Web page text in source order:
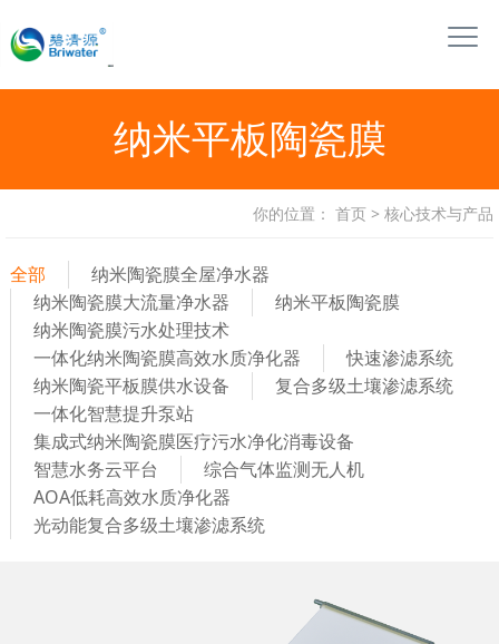
纳米平板陶瓷膜
你的位置： 首页 > 核心技术与产品
全部
纳米陶瓷膜全屋净水器
纳米陶瓷膜大流量净水器
纳米平板陶瓷膜
纳米陶瓷膜污水处理技术
一体化纳米陶瓷膜高效水质净化器
快速渗滤系统
纳米陶瓷平板膜供水设备
复合多级土壤渗滤系统
一体化智慧提升泵站
集成式纳米陶瓷膜医疗污水净化消毒设备
智慧水务云平台
综合气体监测无人机
AOA低耗高效水质净化器
光动能复合多级土壤渗滤系统